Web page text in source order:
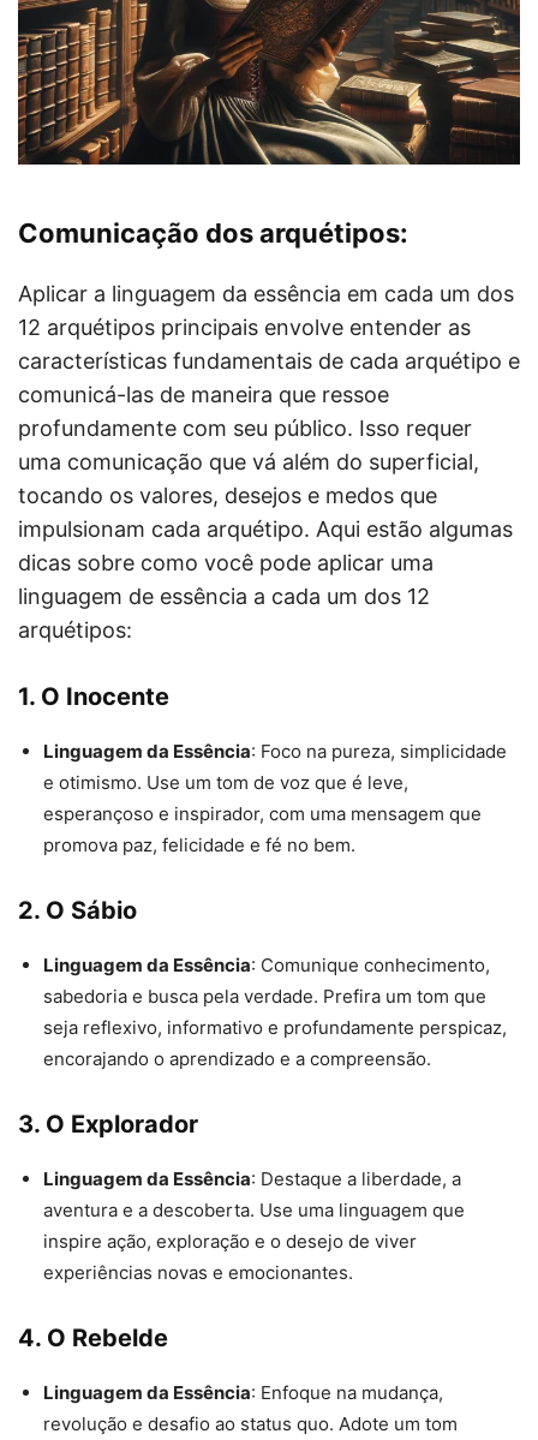
Comunicação dos arquétipos:
Aplicar a linguagem da essência em cada um dos
12 arquétipos principais envolve entender as
características fundamentais de cada arquétipo e
comunicá-las de maneira que ressoe
profundamente com seu público. Isso requer
uma comunicação que vá além do superficial,
tocando os valores, desejos e medos que
impulsionam cada arquétipo. Aqui estão algumas
dicas sobre como você pode aplicar uma
linguagem de essência a cada um dos 12
arquétipos:
1. O Inocente
Linguagem da Essência: Foco na pureza, simplicidade
e otimismo. Use um tom de voz que é leve,
esperançoso e inspirador, com uma mensagem que
promova paz, felicidade e fé no bem.
2. O Sábio
Linguagem da Essência: Comunique conhecimento,
sabedoria e busca pela verdade. Prefira um tom que
seja reflexivo, informativo e profundamente perspicaz,
encorajando o aprendizado e a compreensão.
3. O Explorador
Linguagem da Essência: Destaque a liberdade, a
aventura e a descoberta. Use uma linguagem que
inspire ação, exploração e o desejo de viver
experiências novas e emocionantes.
4. O Rebelde
Linguagem da Essência: Enfoque na mudança,
revolução e desafio ao status quo. Adote um tom